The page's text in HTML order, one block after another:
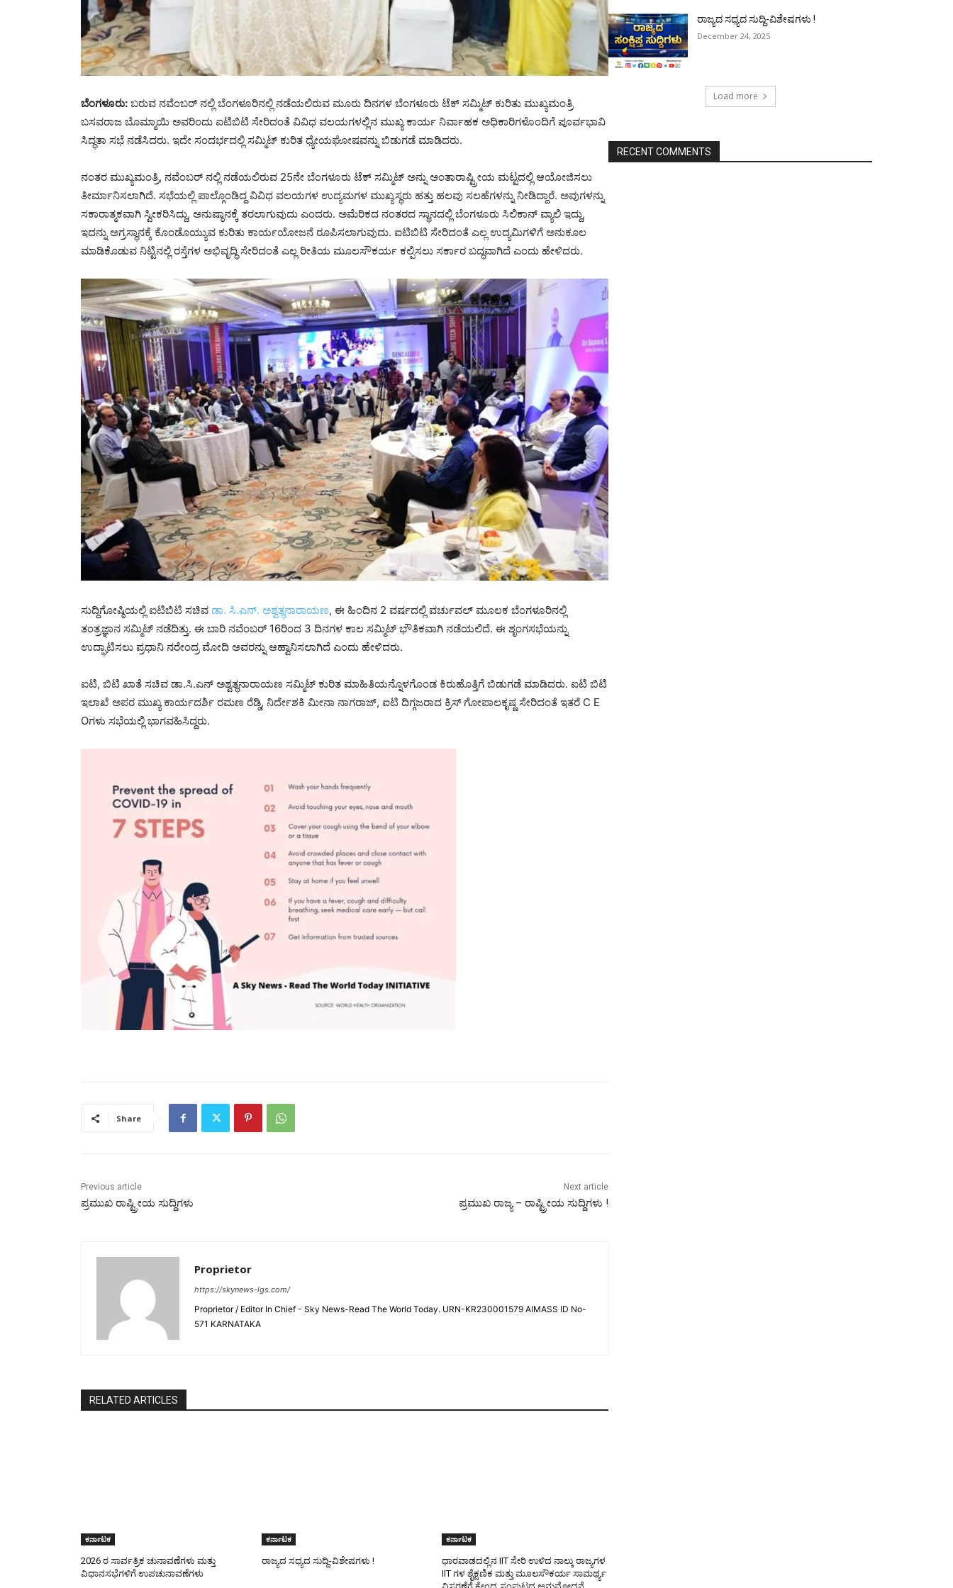
ಬೆಂಗಳೂರು: ಬರುವ ನವೆಂಬರ್ ನಲ್ಲಿ ಬೆಂಗಳೂರಿನಲ್ಲಿ ನಡೆಯಲಿರುವ ಮೂರು ದಿನಗಳ ಬೆಂಗಳೂರು ಟೆಕ್ ಸಮ್ಮಿಟ್ ಕುರಿತು ಮುಖ್ಯಮಂತ್ರಿ
ಬಸವರಾಜ ಬೊಮ್ಮಾಯಿ ಅವರಿಂದು ಐಟಿಬಿಟಿ ಸೇರಿದಂತೆ ವಿವಿಧ ವಲಯಗಳಲ್ಲಿನ ಮುಖ್ಯ ಕಾರ್ಯ ನಿರ್ವಾಹಕ ಅಧಿಕಾರಿಗಳೊಂದಿಗೆ ಪೂರ್ವಭಾವಿ
ಸಿದ್ಧತಾ ಸಭೆ ನಡೆಸಿದರು. ಇದೇ ಸಂದರ್ಭದಲ್ಲಿ ಸಮ್ಮಿಟ್ ಕುರಿತ ಧ್ಯೇಯಘೋಷವನ್ನು ಬಿಡುಗಡೆ ಮಾಡಿದರು.
ನಂತರ ಮುಖ್ಯಮಂತ್ರಿ, ನವೆಂಬರ್ ನಲ್ಲಿ ನಡೆಯಲಿರುವ 25ನೇ ಬೆಂಗಳೂರು ಟೆಕ್ ಸಮ್ಮಿಟ್ ಅನ್ನು ಅಂತಾರಾಷ್ಟ್ರೀಯ ಮಟ್ಟದಲ್ಲಿ ಆಯೋಜಿಸಲು
ತೀರ್ಮಾನಿಸಲಾಗಿದೆ. ಸಭೆಯಲ್ಲಿ ಪಾಲ್ಗೊಂಡಿದ್ದ ವಿವಿಧ ವಲಯಗಳ ಉದ್ಯಮಗಳ ಮುಖ್ಯಸ್ಥರು ಹತ್ತು ಹಲವು ಸಲಹೆಗಳನ್ನು ನೀಡಿದ್ದಾರೆ. ಅವುಗಳನ್ನು
ಸಕಾರಾತ್ಮಕವಾಗಿ ಸ್ವೀಕರಿಸಿದ್ದು, ಅನುಷ್ಠಾನಕ್ಕೆ ತರಲಾಗುವುದು ಎಂದರು. ಅಮೆರಿಕದ ನಂತರದ ಸ್ಥಾನದಲ್ಲಿ ಬೆಂಗಳೂರು ಸಿಲಿಕಾನ್ ವ್ಯಾಲಿ ಇದ್ದು,
ಇದನ್ನು ಅಗ್ರಸ್ಥಾನಕ್ಕೆ ಕೊಂಡೊಯ್ಯುವ ಕುರಿತು ಕಾರ್ಯಯೋಜನೆ ರೂಪಿಸಲಾಗುವುದು. ಐಟಿಬಿಟಿ ಸೇರಿದಂತೆ ಎಲ್ಲ ಉದ್ಯಮಿಗಳಿಗೆ ಅನುಕೂಲ
ಮಾಡಿಕೊಡುವ ನಿಟ್ಟಿನಲ್ಲಿ ರಸ್ತೆಗಳ ಅಭಿವೃದ್ಧಿ ಸೇರಿದಂತೆ ಎಲ್ಲ ರೀತಿಯ ಮೂಲಸೌಕರ್ಯ ಕಲ್ಪಿಸಲು ಸರ್ಕಾರ ಬದ್ಧವಾಗಿದೆ ಎಂದು ಹೇಳಿದರು.
ಸುದ್ದಿಗೋಷ್ಠಿಯಲ್ಲಿ ಐಟಿಬಿಟಿ ಸಚಿವ ಡಾ. ಸಿ.ಎನ್. ಅಶ್ವತ್ಥನಾರಾಯಣ, ಈ ಹಿಂದಿನ 2 ವರ್ಷದಲ್ಲಿ ವರ್ಚುವಲ್ ಮೂಲಕ ಬೆಂಗಳೂರಿನಲ್ಲಿ
ತಂತ್ರಜ್ಞಾನ ಸಮ್ಮಿಟ್ ನಡೆದಿತ್ತು. ಈ ಬಾರಿ ನವೆಂಬರ್ 16ರಿಂದ 3 ದಿನಗಳ ಕಾಲ ಸಮ್ಮಿಟ್ ಭೌತಿಕವಾಗಿ ನಡೆಯಲಿದೆ. ಈ ಶೃಂಗಸಭೆಯನ್ನು
ಉದ್ಘಾಟಿಸಲು ಪ್ರಧಾನಿ ನರೇಂದ್ರ ಮೋದಿ ಅವರನ್ನು ಆಹ್ವಾನಿಸಲಾಗಿದೆ ಎಂದು ಹೇಳಿದರು.
ಐಟಿ, ಬಿಟಿ ಖಾತೆ ಸಚಿವ ಡಾ.ಸಿ.ಎನ್ ಅಶ್ವತ್ಥನಾರಾಯಣ ಸಮ್ಮಿಟ್ ಕುರಿತ ಮಾಹಿತಿಯನ್ನೊಳಗೊಂಡ ಕಿರುಹೊತ್ತಿಗೆ ಬಿಡುಗಡೆ ಮಾಡಿದರು. ಐಟಿ ಬಿಟಿ
ಇಲಾಖೆ ಅಪರ ಮುಖ್ಯ ಕಾರ್ಯದರ್ಶಿ ರಮಣ ರೆಡ್ಡಿ, ನಿರ್ದೇಶಕಿ ಮೀನಾ ನಾಗರಾಜ್, ಐಟಿ ದಿಗ್ಗಜರಾದ ಕ್ರಿಸ್ ಗೋಪಾಲಕೃಷ್ಣ ಸೇರಿದಂತೆ ಇತರೆ C E
Oಗಳು ಸಭೆಯಲ್ಲಿ ಭಾಗವಹಿಸಿದ್ದರು.
Share
Previous article
ಪ್ರಮುಖ ರಾಷ್ಟ್ರೀಯ ಸುದ್ದಿಗಳು
Next article
ಪ್ರಮುಖ ರಾಜ್ಯ – ರಾಷ್ಟ್ರೀಯ ಸುದ್ದಿಗಳು !
Proprietor
https://skynews-lgs.com/
Proprietor / Editor In Chief - Sky News-Read The World Today. URN-KR230001579 AIMASS ID No-
571 KARNATAKA
RELATED ARTICLES
ಕರ್ನಾಟಕ
2026 ರ ಸಾರ್ವತ್ರಿಕ ಚುನಾವಣೆಗಳು ಮತ್ತು
ವಿಧಾನಸಭೆಗಳಿಗೆ ಉಪಚುನಾವಣೆಗಳು
ಕರ್ನಾಟಕ
ರಾಜ್ಯದ ಸಧ್ಯದ ಸುದ್ದಿ-ವಿಶೇಷಗಳು !
ಕರ್ನಾಟಕ
ಧಾರವಾಡದಲ್ಲಿನ IIT ಸೇರಿ ಉಳಿದ ನಾಲ್ಕು ರಾಜ್ಯಗಳ
IIT ಗಳ ಶೈಕ್ಷಣಿಕ ಮತ್ತು ಮೂಲಸೌಕರ್ಯ ಸಾಮರ್ಥ್ಯ
ರಾಜ್ಯದ ಸಧ್ಯದ ಸುದ್ದಿ-ವಿಶೇಷಗಳು !
December 24, 2025
Load more
RECENT COMMENTS